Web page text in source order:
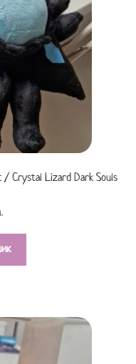
/ Crystal Lizard Dark Souls